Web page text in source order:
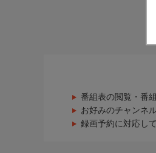
番組表の閲覧・番
お好みのチャンネ
録画予約に対応し